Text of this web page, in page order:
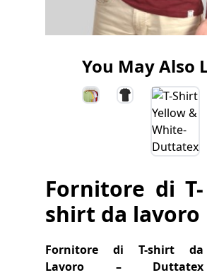
You May Also
Fornitore di T-
shirt da lavoro
Fornitore di T-shirt da
Lavoro – Duttatex